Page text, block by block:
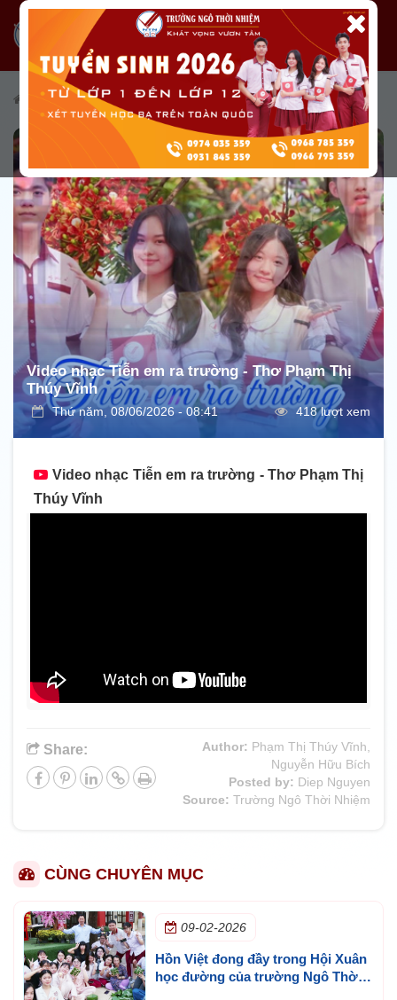
Tài nguyên/Truyền thông/Video hoạt động
Video nhạc Tiễn em ra trường - Thơ Phạm Thị
Thúy Vĩnh
Thứ năm, 08/06/2026 - 08:41 418 lượt xem
Video nhạc Tiễn em ra trường - Thơ Phạm Thị
Thúy Vĩnh
Share: Author: Phạm Thị Thúy Vĩnh,
Nguyễn Hữu Bích
Posted by: Diep Nguyen
Source: Trường Ngô Thời Nhiệm
CÙNG CHUYÊN MỤC
09-02-2026
Hồn Việt đong đầy trong Hội Xuân
học đường của trường Ngô Thời